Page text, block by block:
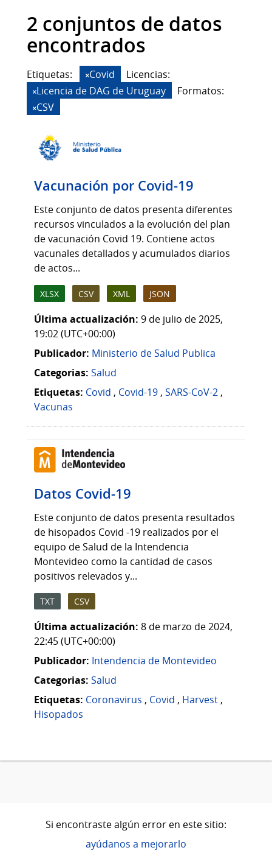
2 conjuntos de datos
encontrados
Etiquetas: Covid
Licencias:
Licencia de DAG de Uruguay
Formatos:
CSV
Vacunación por Covid-19
Este conjunto de datos presenta diferentes
recursos vinculados a la evolución del plan
de vacunación Covid 19. Contiene actos
vacunales detallados y acumulados diarios
de actos...
XLSX CSV XML JSON
Última actualización: 9 de julio de 2025,
19:02 (UTC+00:00)
Publicador: Ministerio de Salud Publica
Categorias: Salud
Etiquetas: Covid , Covid-19 , SARS-CoV-2 ,
Vacunas
Datos Covid-19
Este conjunto de datos presenta resultados
de hisopados Covid -19 realizados por el
equipo de Salud de la Intendencia
Montevideo como la cantidad de casos
positivos relevados y...
TXT CSV
Última actualización: 8 de marzo de 2024,
22:45 (UTC+00:00)
Publicador: Intendencia de Montevideo
Categorias: Salud
Etiquetas: Coronavirus , Covid , Harvest ,
Hisopados
Si encontraste algún error en este sitio:
ayúdanos a mejorarlo